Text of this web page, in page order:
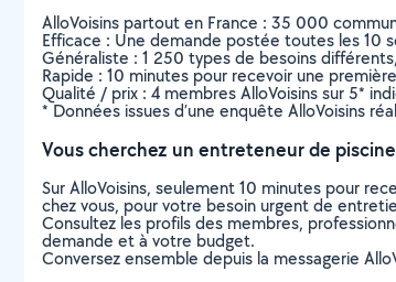
AlloVoisins partout en France : 35 000
Efficace : Une demande postée toutes les 10
Généraliste : 1 250 types de besoins
Rapide : 10 minutes pour recevoir une
Qualité / prix : 4 membres AlloVoisins sur 5*
* Données issues d’une enquête AlloVoisins
Vous cherchez un entreteneur de
Sur AlloVoisins, seulement 10 minutes pour
chez vous, pour votre besoin urgent de
Consultez les profils des membres,
demande et à votre budget.
Conversez ensemble depuis la messagerie